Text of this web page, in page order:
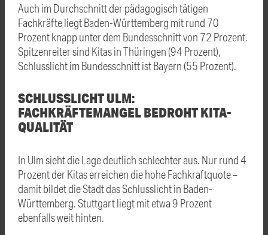
Auch im Durchschnitt der pädagogisch tätigen
Fachkräfte liegt Baden-Württemberg mit rund 70
Prozent knapp unter dem Bundesschnitt von 72 Prozent.
Spitzenreiter sind Kitas in Thüringen (94 Prozent),
Schlusslicht im Bundesschnitt ist Bayern (55 Prozent).
SCHLUSSLICHT ULM:
FACHKRÄFTEMANGEL BEDROHT KITA-
QUALITÄT
In Ulm sieht die Lage deutlich schlechter aus. Nur rund 4
Prozent der Kitas erreichen die hohe Fachkraftquote –
damit bildet die Stadt das Schlusslicht in Baden-
Württemberg. Stuttgart liegt mit etwa 9 Prozent
ebenfalls weit hinten.